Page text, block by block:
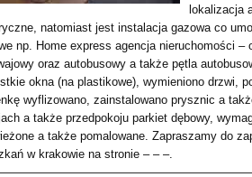
lokalizacja
natomiast jest instalacja gazowa co
np. Home express agencja nieruchomości –
oraz autobusowy a także pętla
okna (na plastikowe), wymieniono drzwi,
wyflizowano, zainstalowano prysznic a
a także przedpokoju parkiet dębowy,
a także pomalowane. Zapraszamy do
w krakowie na stronie – – –.